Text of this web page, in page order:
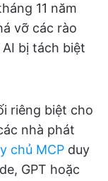
11 năm
vỡ các rào
bị tách biệt
riêng biệt cho
nhà phát
chủ MCP duy
GPT hoặc